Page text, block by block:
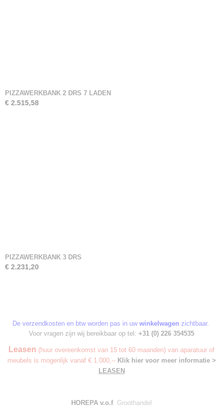
PIZZAWERKBANK 2 DRS 7 LADEN
€ 2.515,58
PIZZAWERKBANK 3 DRS
€ 2.231,20
De verzendkosten en btw worden pas in uw winkelwagen zichtbaar.
Voor vragen zijn wij bereikbaar op tel: +31 (0) 226 354535
Leasen (huur overeenkomst van 15 tot 60 maanden) van aparatuur of
meubels is mogenlijk vanaf € 1.000,-- Klik hier voor meer informatie >
LEASEN
HOREPA v.o.f Groothandel